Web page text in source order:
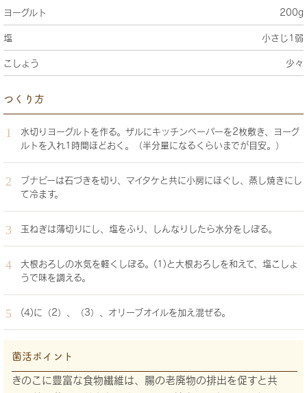
ヨーグルト 200g
塩 小さじ1弱
こしょう 少々
つくり方
水切りヨーグルトを作る。ザルにキッチンペーパーを2枚敷き、ヨーグ
ルトを入れ1時間ほどおく。（半分量になるくらいまでが目安。）
ブナピーは石づきを切り、マイタケと共に小房にほぐし、蒸し焼きにし
て冷ます。
玉ねぎは薄切りにし、塩をふり、しんなりしたら水分をしぼる。
大根おろしの水気を軽くしぼる。(1)と大根おろしを和えて、塩こしょ
うで味を調える。
(4)に（2）、（3）、オリーブオイルを加え混ぜる。
菌活ポイント
きのこに豊富な食物繊維は、腸の老廃物の排出を促すと共